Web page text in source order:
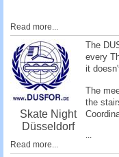
Read more...
Skate Night
Düsseldorf
The
every
it
The
the
...
Read more...